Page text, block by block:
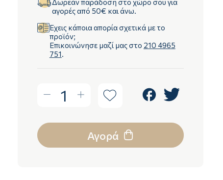
αγορές από 50€ και άνω.
Έχεις κάποια απορία σχετικά με το
προϊόν;
Επικοινώνησε μαζί μας στο 210 4965
751
1
Αγορά